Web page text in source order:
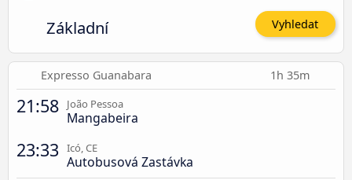
Základní Vyhledat
Expresso Guanabara 1h 35m
21:58 João Pessoa
Mangabeira
23:33 Icó, CE
Autobusová Zastávka